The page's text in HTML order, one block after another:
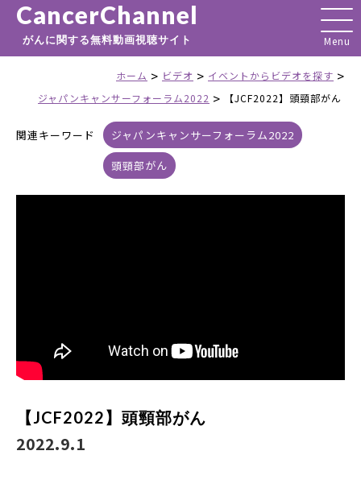
CancerChannel
がんに関する無料動画視聴サイト
ホーム > ビデオ > イベントからビデオを探す >
ジャパンキャンサーフォーラム2022 > 【JCF2022】頭頸部がん
関連キーワード
ジャパンキャンサーフォーラム2022
頭頸部がん
【JCF2022】頭頸部がん
2022.9.1